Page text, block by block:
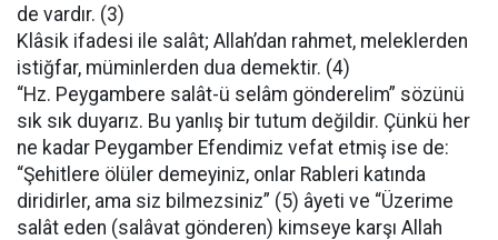
de vardır. (3)
Klâsik ifadesi ile salât; Allah’dan rahmet, meleklerden
istiğfar, müminlerden dua demektir. (4)
“Hz. Peygambere salât-ü selâm gönderelim” sözünü
sık sık duyarız. Bu yanlış bir tutum değildir. Çünkü her
ne kadar Peygamber Efendimiz vefat etmiş ise de:
“Şehitlere ölüler demeyiniz, onlar Rableri katında
diridirler, ama siz bilmezsiniz” (5) âyeti ve “Üzerime
salât eden (salâvat gönderen) kimseye karşı Allah